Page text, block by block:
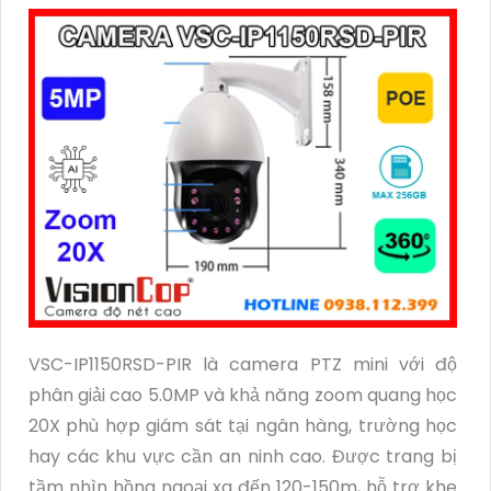
VSC-IP1150RSD-PIR là camera PTZ mini với độ
phân giải cao 5.0MP và khả năng zoom quang học
20X phù hợp giám sát tại ngân hàng, trường học
hay các khu vực cần an ninh cao. Được trang bị